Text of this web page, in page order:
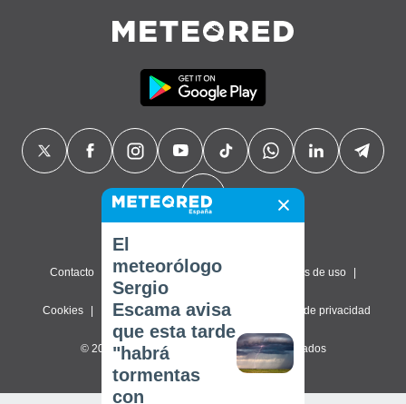
Contacto Sobre nosotros FAQ Términos de uso
Cookies Política de privacidad Configuración de privacidad
© 2026 Meteored. Todos los derechos reservados
El
meteorólogo
Sergio
Escama avisa
que esta tarde
"habrá
tormentas
con